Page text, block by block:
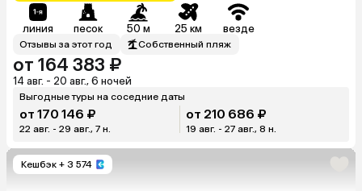
линия песок 50 м 25 км везде
Отзывы за этот год Собственный пляж
от 164 383 ₽
14 авг. - 20 авг., 6 ночей
Выгодные туры на соседние даты
от 170 146 ₽
22 авг. - 29 авг., 7 н.
от 210 686 ₽
19 авг. - 27 авг., 8 н.
Кешбэк + 3 574